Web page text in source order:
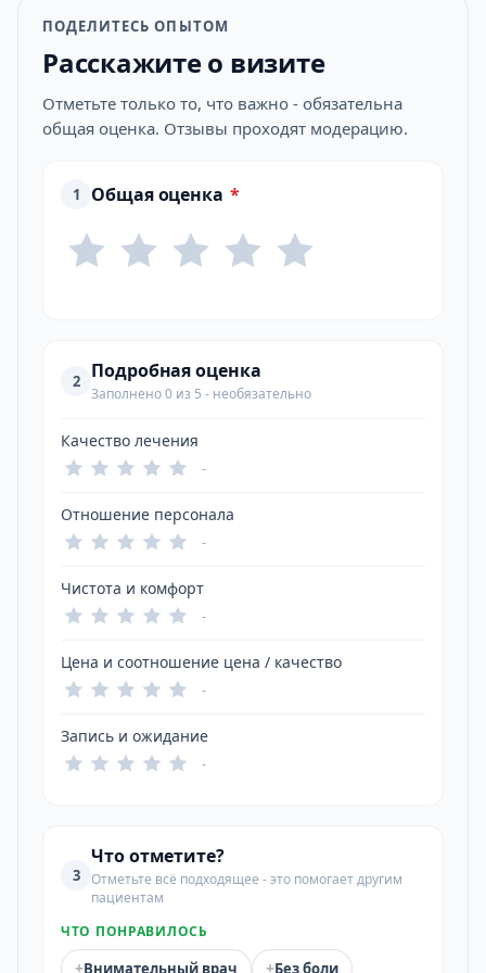
ПОДЕЛИТЕСЬ ОПЫТОМ
Расскажите о визите
Отметьте только то, что важно - обязательна
общая оценка. Отзывы проходят модерацию.
1 Общая оценка *
2 Подробная оценка
Заполнено 0 из 5 - необязательно
Качество лечения
-
Отношение персонала
-
Чистота и комфорт
-
Цена и соотношение цена / качество
-
Запись и ожидание
-
3
Что отметите?
Отметьте всё подходящее - это помогает другим
пациентам
ЧТО ПОНРАВИЛОСЬ
+Внимательный врач +Без боли